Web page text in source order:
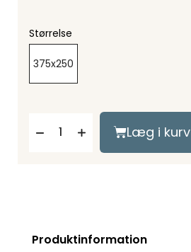
Størrelse
375x250
Læg i kurv
Produktinformation